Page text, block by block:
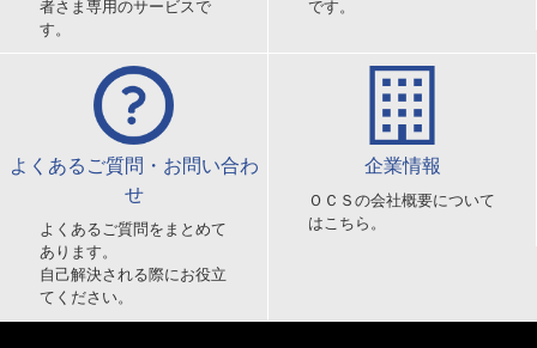
者さま専用のサービスで
す。
です。
よくあるご質問・お問い合わ
せ
よくあるご質問をまとめて
あります。
自己解決される際にお役立
てください。
企業情報
ＯＣＳの会社概要について
はこちら。